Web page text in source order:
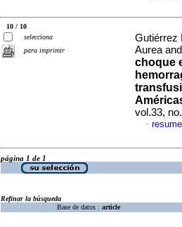
10 / 10
selecciona
para imprimir
Gutiérrez
Aurea
choque
vol.33,
·
página 1 de 1
Refinar la búsqueda
Base de datos : article